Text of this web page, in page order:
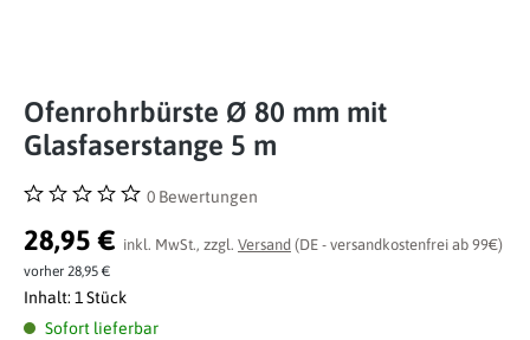
Ofenrohrbürste Ø 80 mm mit
Glasfaserstange 5 m
Durchschnittliche Bewertung von 0 von 5 Sternen
0 Bewertungen
28,95 € inkl. MwSt., zzgl. Versand (DE - versandkostenfrei ab 99€)
vorher 28,95 €
Inhalt: 1 Stück
Sofort lieferbar